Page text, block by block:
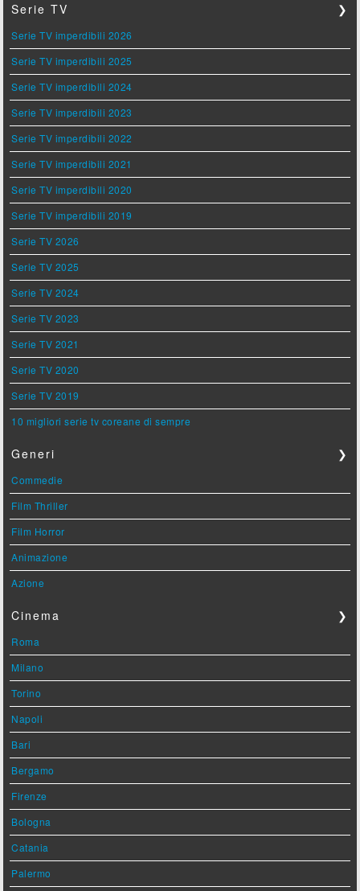
Serie TV ❯
Serie TV imperdibili 2026
Serie TV imperdibili 2025
Serie TV imperdibili 2024
Serie TV imperdibili 2023
Serie TV imperdibili 2022
Serie TV imperdibili 2021
Serie TV imperdibili 2020
Serie TV imperdibili 2019
Serie TV 2026
Serie TV 2025
Serie TV 2024
Serie TV 2023
Serie TV 2021
Serie TV 2020
Serie TV 2019
10 migliori serie tv coreane di sempre
Generi ❯
Commedie
Film Thriller
Film Horror
Animazione
Azione
Cinema ❯
Roma
Milano
Torino
Napoli
Bari
Bergamo
Firenze
Bologna
Catania
Palermo